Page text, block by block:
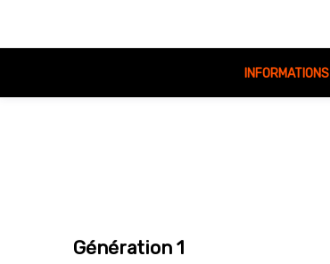
INFORMATIONS
Génération 1